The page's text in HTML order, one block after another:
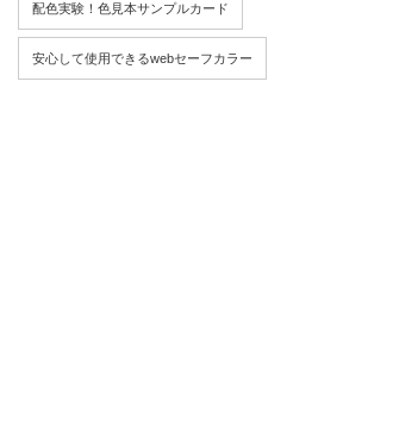
配色実験！色見本サンプルカード
安心して使用できるwebセーフカラー